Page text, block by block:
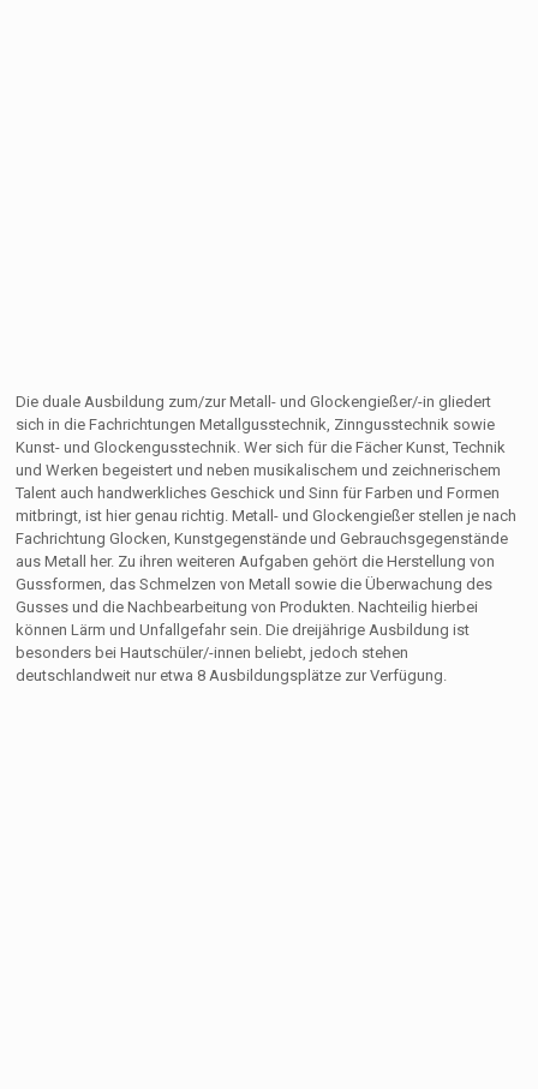
Die duale Ausbildung zum/zur Metall- und Glockengießer/-in gliedert
sich in die Fachrichtungen Metallgusstechnik, Zinngusstechnik sowie
Kunst- und Glockengusstechnik. Wer sich für die Fächer Kunst, Technik
und Werken begeistert und neben musikalischem und zeichnerischem
Talent auch handwerkliches Geschick und Sinn für Farben und Formen
mitbringt, ist hier genau richtig. Metall- und Glockengießer stellen je nach
Fachrichtung Glocken, Kunstgegenstände und Gebrauchsgegenstände
aus Metall her. Zu ihren weiteren Aufgaben gehört die Herstellung von
Gussformen, das Schmelzen von Metall sowie die Überwachung des
Gusses und die Nachbearbeitung von Produkten. Nachteilig hierbei
können Lärm und Unfallgefahr sein. Die dreijährige Ausbildung ist
besonders bei Hautschüler/-innen beliebt, jedoch stehen
deutschlandweit nur etwa 8 Ausbildungsplätze zur Verfügung.